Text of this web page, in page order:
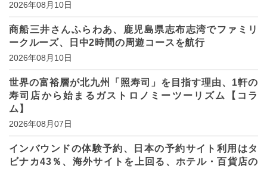
2026年08月10日
商船三井さんふらわあ、鹿児島県志布志湾でファミリ
ークルーズ、日中2時間の周遊コースを航行
2026年08月10日
世界の富裕層が北九州「照寿司」を目指す理由、1軒の
寿司店から始まるガストロノミーツーリズム【コラ
ム】
2026年08月07日
インバウンドの体験予約、日本の予約サイト利用はタ
ビナカ43％、海外サイトを上回る、ホテル・百貨店の